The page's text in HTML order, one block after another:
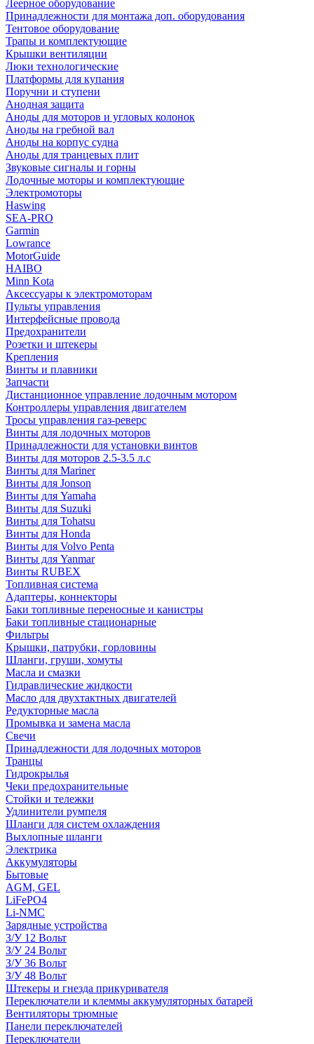
Леерное оборудование
Принадлежности для монтажа доп. оборудования
Тентовое оборудование
Трапы и комплектующие
Крышки вентиляции
Люки технологические
Платформы для купания
Поручни и ступени
Анодная защита
Аноды для моторов и угловых колонок
Аноды на гребной вал
Аноды на корпус судна
Аноды для транцевых плит
Звуковые сигналы и горны
Лодочные моторы и комплектующие
Электромоторы
Haswing
SEA-PRO
Garmin
Lowrance
MotorGuide
HAIBO
Minn Kota
Аксессуары к электромоторам
Пульты управления
Интерфейсные провода
Предохранители
Розетки и штекеры
Крепления
Винты и плавники
Запчасти
Дистанционное управление лодочным мотором
Контроллеры управления двигателем
Тросы управления газ-реверс
Винты для лодочных моторов
Принадлежности для установки винтов
Винты для моторов 2.5-3.5 л.с
Винты для Mariner
Винты для Jonson
Винты для Yamaha
Винты для Suzuki
Винты для Tohatsu
Винты для Honda
Винты для Volvo Penta
Винты для Yanmar
Винты RUBEX
Топливная система
Адаптеры, коннекторы
Баки топливные переносные и канистры
Баки топливные стационарные
Фильтры
Крышки, патрубки, горловины
Шланги, груши, хомуты
Масла и смазки
Гидравлические жидкости
Масло для двухтактных двигателей
Редукторные масла
Промывка и замена масла
Свечи
Принадлежности для лодочных моторов
Транцы
Гидрокрылья
Чеки предохранительные
Стойки и тележки
Удлинители румпеля
Шланги для систем охлаждения
Выхлопные шланги
Электрика
Аккумуляторы
Бытовые
AGM, GEL
LiFePO4
Li-NMC
Зарядные устройства
З/У 12 Вольт
З/У 24 Вольт
З/У 36 Вольт
З/У 48 Вольт
Штекеры и гнезда прикуривателя
Переключатели и клеммы аккумуляторных батарей
Вентиляторы трюмные
Панели переключателей
Переключатели